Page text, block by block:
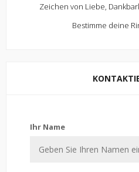
Zeichen von Liebe,
Bestimme deine
Ihr Name